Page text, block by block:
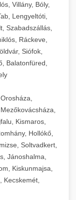
Villány, Bóly,
Lengyeltóti,
Szabadszállás,
Ráckeve,
Siófok,
Balatonfüred,
Kismaros,
Hollókő,
Soltvadkert,
Jánoshalma,
Kiskunmajsa,
Kecskemét,